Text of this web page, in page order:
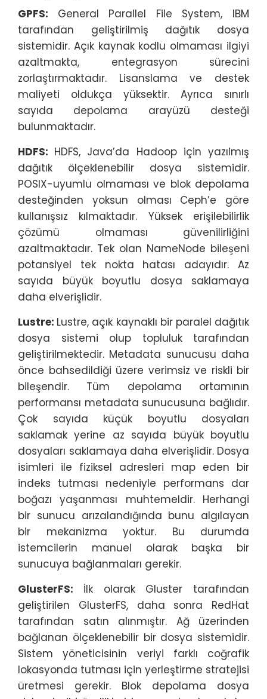
GPFS: General Parallel File System,
IBM
tarafından geliştirilmiş dağıtık dosya
sistemidir. Açık kaynak kodlu olmaması ilgiyi
azaltmakta, entegrasyon sürecini
zorlaştırmaktadır. Lisanslama ve destek
maliyeti oldukça yüksektir. Ayrıca sınırlı
sayıda depolama arayüzü desteği
bulunmaktadır.
HDFS: HDFS, Java’da Hadoop için yazılmış
dağıtık ölçeklenebilir dosya sistemidir.
POSIX-uyumlu olmaması ve blok depolama
desteğinden yoksun olması Ceph’e göre
kullanışsız kılmaktadır. Yüksek erişilebilirlik
çözümü olmaması güvenilirliğini
azaltmaktadır. Tek olan NameNode bileşeni
potansiyel tek nokta hatası adayıdır. Az
sayıda büyük boyutlu dosya saklamaya
daha elverişlidir.
Lustre: Lustre, açık kaynaklı bir paralel dağıtık
dosya sistemi olup topluluk tarafından
geliştirilmektedir. Metadata sunucusu daha
önce bahsedildiği üzere verimsiz ve riskli bir
bileşendir. Tüm depolama ortamının
performansı metadata sunucusuna bağlıdır.
Çok sayıda küçük boyutlu dosyaları
saklamak yerine az sayıda büyük boyutlu
dosyaları saklamaya daha elverişlidir. Dosya
isimleri ile fiziksel adresleri map eden bir
indeks tutması nedeniyle performans dar
boğazı yaşanması muhtemeldir. Herhangi
bir sunucu arızalandığında bunu algılayan
bir mekanizma yoktur. Bu durumda
istemcilerin manuel olarak başka bir
sunucuya bağlanmaları gerekir.
GlusterFS: İlk olarak Gluster tarafından
geliştirilen GlusterFS, daha sonra RedHat
tarafından satın alınmıştır. Ağ üzerinden
bağlanan ölçeklenebilir bir dosya sistemidir.
Sistem yöneticisinin veriyi farklı coğrafik
lokasyonda tutması için yerleştirme stratejisi
üretmesi gerekir. Blok depolama dosya